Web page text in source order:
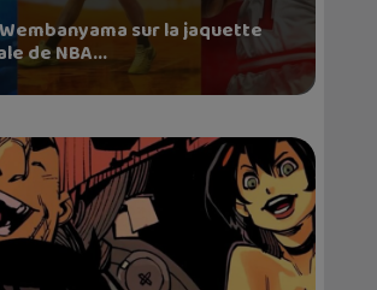
sur la jaquette
de NBA...